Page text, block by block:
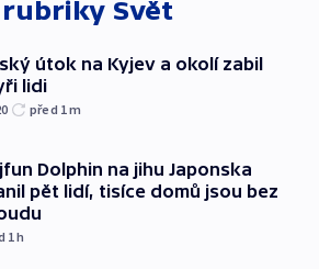
Svět
útok na Kyjev a okolí zabil
lidi
před 1m
Dolphin na jihu Japonska
pět lidí, tisíce domů jsou bez
1h